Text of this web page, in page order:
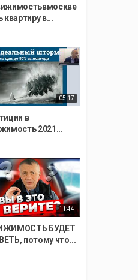
квартиру в...
05:17
в
2021...
11:44
БУДЕТ
потому что...